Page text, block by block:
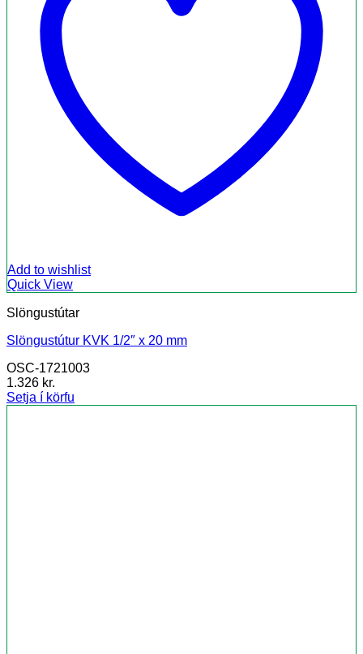
Add to wishlist
Quick View
Slöngustútar
Slöngustútur KVK 1/2″ x 20 mm
OSC-1721003
1.326 kr.
Setja í körfu